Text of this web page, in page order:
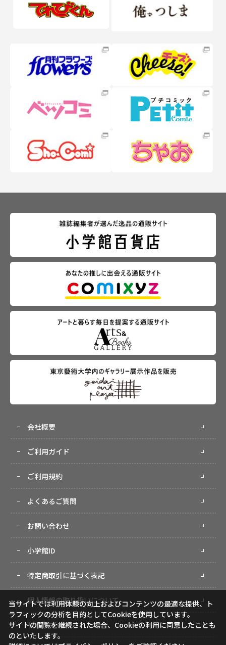
会社概要
ご利用ガイド
ご利用規約
よくあるご質問
お問い合わせ
小学館ID
特定商取引に基づく表記
個人情報の取り扱いについて
サイトマップ
当サイトでは利用体験の向上およびコンテンツの最適な提供、ト
ラフィックの分析を目的としてCookieを使用しています。
サイトの閲覧を継続された場合、Cookieの利用に同意したことも
のといたします。